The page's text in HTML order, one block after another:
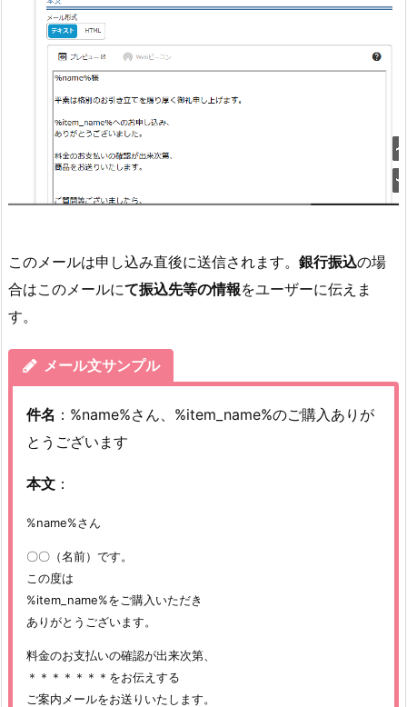
このメールは申し込み直後に送信されます。 銀行振込の場
合はこのメールにて振込先等の情報をユーザーに伝えま
す。
メール文サンプル
件名 ：%name%さん、%item_name%のご購入ありが
とうございます
本文 ：
%name%さん
〇〇（名前）です。
この度は
%item_name%をご購入いただき
ありがとうございます。
料金のお支払いの確認が出来次第、
＊＊＊＊＊＊＊をお伝えする
ご案内メールをお送りいたします。